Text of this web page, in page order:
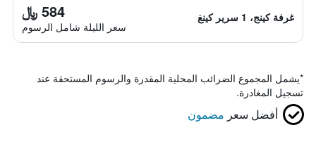
غرفة كينج، 1 سرير كينغ 584 ﷼
سعر الليلة شامل الرسوم
*يشمل المجموع الضرائب المحلية المقدرة والرسوم المستحقة عند
تسجيل المغادرة.
أفضل سعر مضمون